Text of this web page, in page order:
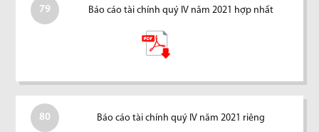
79 Báo cáo tài chính quý IV năm 2021 hợp nhất
80 Báo cáo tài chính quý IV năm 2021 riêng